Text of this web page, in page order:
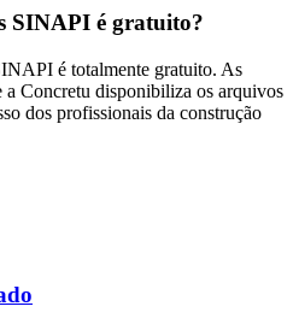
SINAPI é gratuito?
é totalmente gratuito. As
a Concretu disponibiliza os arquivos
dos profissionais da construção